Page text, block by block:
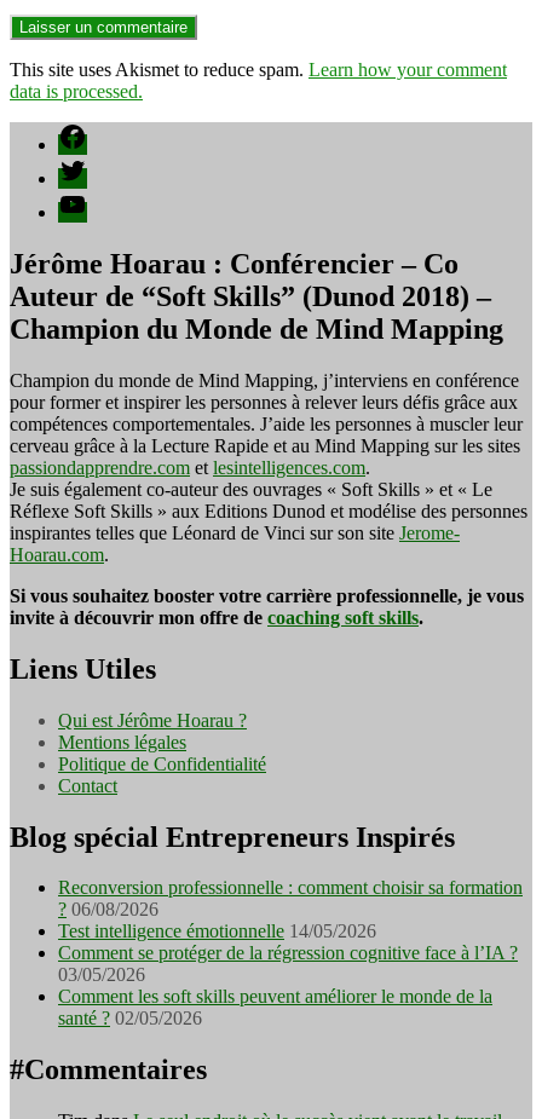
This site uses Akismet to reduce spam. Learn how your comment
data is processed.
Facebook
Twitter
YouTube
Jérôme Hoarau : Conférencier – Co
Auteur de “Soft Skills” (Dunod 2018) –
Champion du Monde de Mind Mapping
Champion du monde de Mind Mapping, j’interviens en conférence
pour former et inspirer les personnes à relever leurs défis grâce aux
compétences comportementales. J’aide les personnes à muscler leur
cerveau grâce à la Lecture Rapide et au Mind Mapping sur les sites
passiondapprendre.com et lesintelligences.com.
Je suis également co-auteur des ouvrages « Soft Skills » et « Le
Réflexe Soft Skills » aux Editions Dunod et modélise des personnes
inspirantes telles que Léonard de Vinci sur son site Jerome-
Hoarau.com.
Si vous souhaitez booster votre carrière professionnelle, je vous
invite à découvrir mon offre de coaching soft skills.
Liens Utiles
Qui est Jérôme Hoarau ?
Mentions légales
Politique de Confidentialité
Contact
Blog spécial Entrepreneurs Inspirés
Reconversion professionnelle : comment choisir sa formation
? 06/08/2026
Test intelligence émotionnelle 14/05/2026
Comment se protéger de la régression cognitive face à l’IA ?
03/05/2026
Comment les soft skills peuvent améliorer le monde de la
santé ? 02/05/2026
#Commentaires